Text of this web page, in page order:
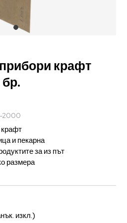
крафт
2000
крафт
и пекарна
за из път
размера
изкл.)